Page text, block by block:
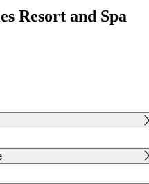
Resort and Spa